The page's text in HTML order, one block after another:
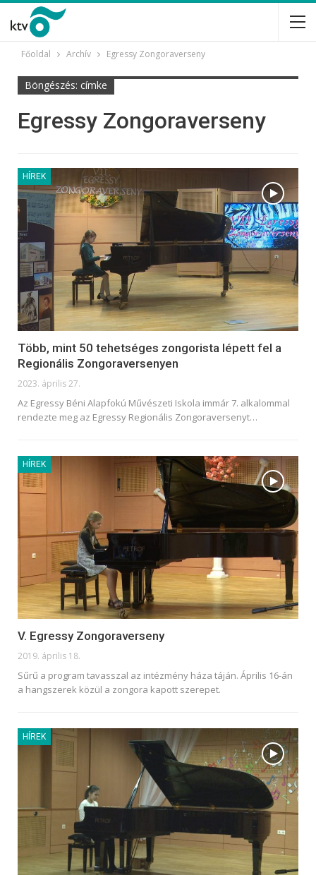
Főoldal Archív Egressy Zongoraverseny
Böngészés: címke
Egressy Zongoraverseny
HÍREK
Több, mint 50 tehetséges zongorista lépett fel a
Regionális Zongoraversenyen
2023. április 27.
Az Egressy Béni Alapfokú Művészeti Iskola immár 7. alkalommal
rendezte meg az Egressy Regionális Zongoraversenyt…
HÍREK
V. Egressy Zongoraverseny
2019. április 18.
Sűrű a program tavasszal az intézmény háza táján. Április 16-án
a hangszerek közül a zongora kapott szerepet.
HÍREK